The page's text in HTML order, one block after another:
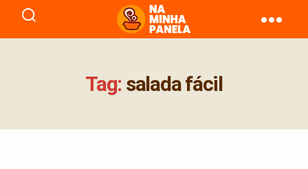
naminhapanela.com
Tag: salada fácil